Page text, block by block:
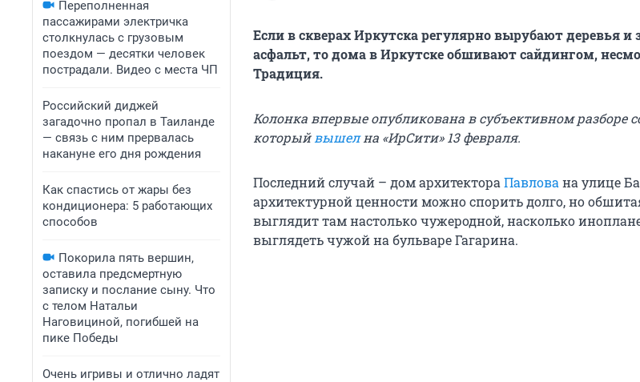
Переполненная
пассажирами электричка
столкнулась с грузовым
поездом — десятки человек
пострадали. Видео с места ЧП
Российский диджей
загадочно пропал в Таиланде
— связь с ним прервалась
накануне его дня рождения
Как спастись от жары без
кондиционера: 5 работающих
способов
Покорила пять вершин,
оставила предсмертную
записку и послание сыну. Что
с телом Натальи
Наговициной, погибшей на
пике Победы
Очень игривы и отлично ладят
Если в скверах Иркутска регулярно вырубают деревья
асфальт, то дома в Иркутске обшивают сайдингом,
Традиция.
Колонка впервые опубликована в субъективном разборе
который вышелна «ИрСити» 13 февраля.
Последний случай – дом архитектора Павлова на улице
архитектурной ценности можно спорить долго, но
выглядит там настолько чужеродной, насколько
выглядеть чужой на бульваре Гагарина.